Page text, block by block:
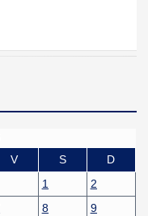
V S
D
1
2
8
9